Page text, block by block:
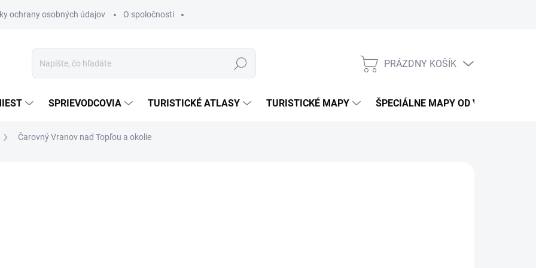
ochrany osobných údajov O spoločnosti
Hľadať
NÁKUPNÝ
PRÁZDNY KOŠÍK
SPRIEVODCOVIA TURISTICKÉ ATLASY TURISTICKÉ MAPY ŠPECIÁLNE MAPY OD VKÚ
Čarovný Vranov nad Topľou a okolie